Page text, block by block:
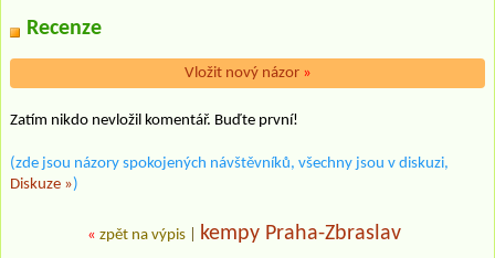
Recenze
Vložit nový názor »
Zatím nikdo nevložil komentář. Buďte první!
(zde jsou názory spokojených návštěvníků, všechny jsou v diskuzi,
Diskuze »)
« zpět na výpis kempy Praha-Zbraslav